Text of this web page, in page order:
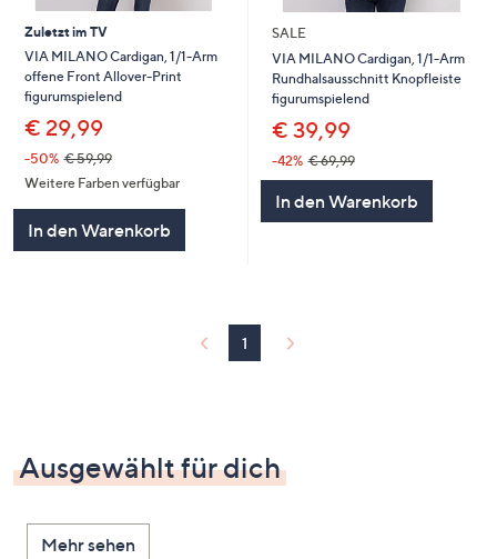
diese
anzuzeigen.
Zuletzt im TV
VIA MILANO Cardigan, 1/1-Arm
offene Front Allover-Print
figurumspielend
€ 29,99
-50% € 59,99
Weitere Farben verfügbar
In den Warenkorb
SALE
VIA MILANO Cardigan, 1/1-Arm
Rundhalsausschnitt Knopfleiste
figurumspielend
€ 39,99
-42% € 69,99
In den Warenkorb
1
Ausgewählt für dich
Mehr sehen